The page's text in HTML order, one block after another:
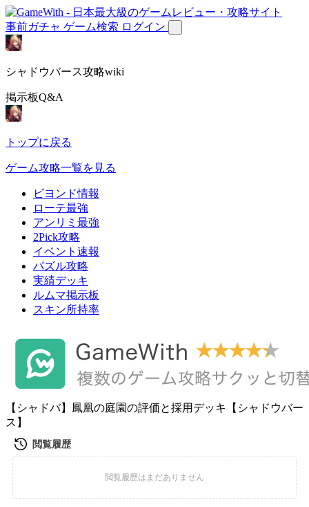
事前ガチャ ゲーム検索 ログイン
シャドウバース攻略wiki
掲示板Q&A
トップに戻る
ゲーム攻略一覧を見る
ビヨンド情報
ローテ最強
アンリミ最強
2Pick攻略
イベント速報
パズル攻略
実績デッキ
ルムマ掲示板
スキン所持率
【シャドバ】鳳凰の庭園の評価と採用デッキ【シャドウバー
ス】